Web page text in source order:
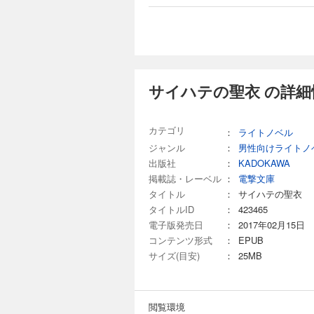
サイハテの聖衣 の詳
カテゴリ ：
ライトノベル
ジャンル
：
男性向けライトノ
出版社
：
KADOKAWA
掲載誌・レーベル ：
電撃文庫
タイトル
：
サイハテの聖衣
タイトルID
：
423465
電子版発売日
：
2017年02月15日
コンテンツ形式
：
EPUB
サイズ(目安)
： 25MB
閲覧環境